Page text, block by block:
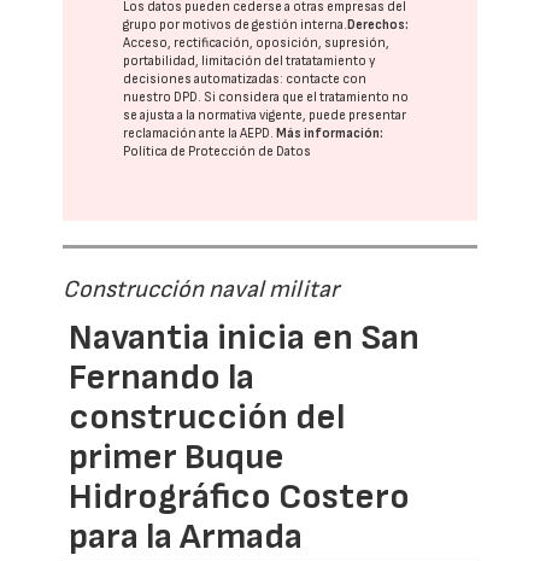
Los datos pueden cederse a otras empresas del
grupo por motivos de gestión interna.Derechos:
Acceso, rectificación, oposición, supresión,
portabilidad, limitación del tratatamiento y
decisiones automatizadas: contacte con
nuestro DPD. Si considera que el tratamiento no
se ajusta a la normativa vigente, puede presentar
reclamación ante laAEPD.Más información:
Política de Protección de Datos
Construcción naval militar
Navantia inicia en San
Fernando la
construcción del
primer Buque
Hidrográfico Costero
para la Armada